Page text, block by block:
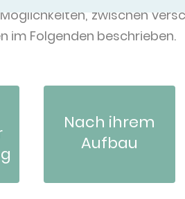
zwischen
im Folgenden beschrieben.
Nach ihrem
Aufbau